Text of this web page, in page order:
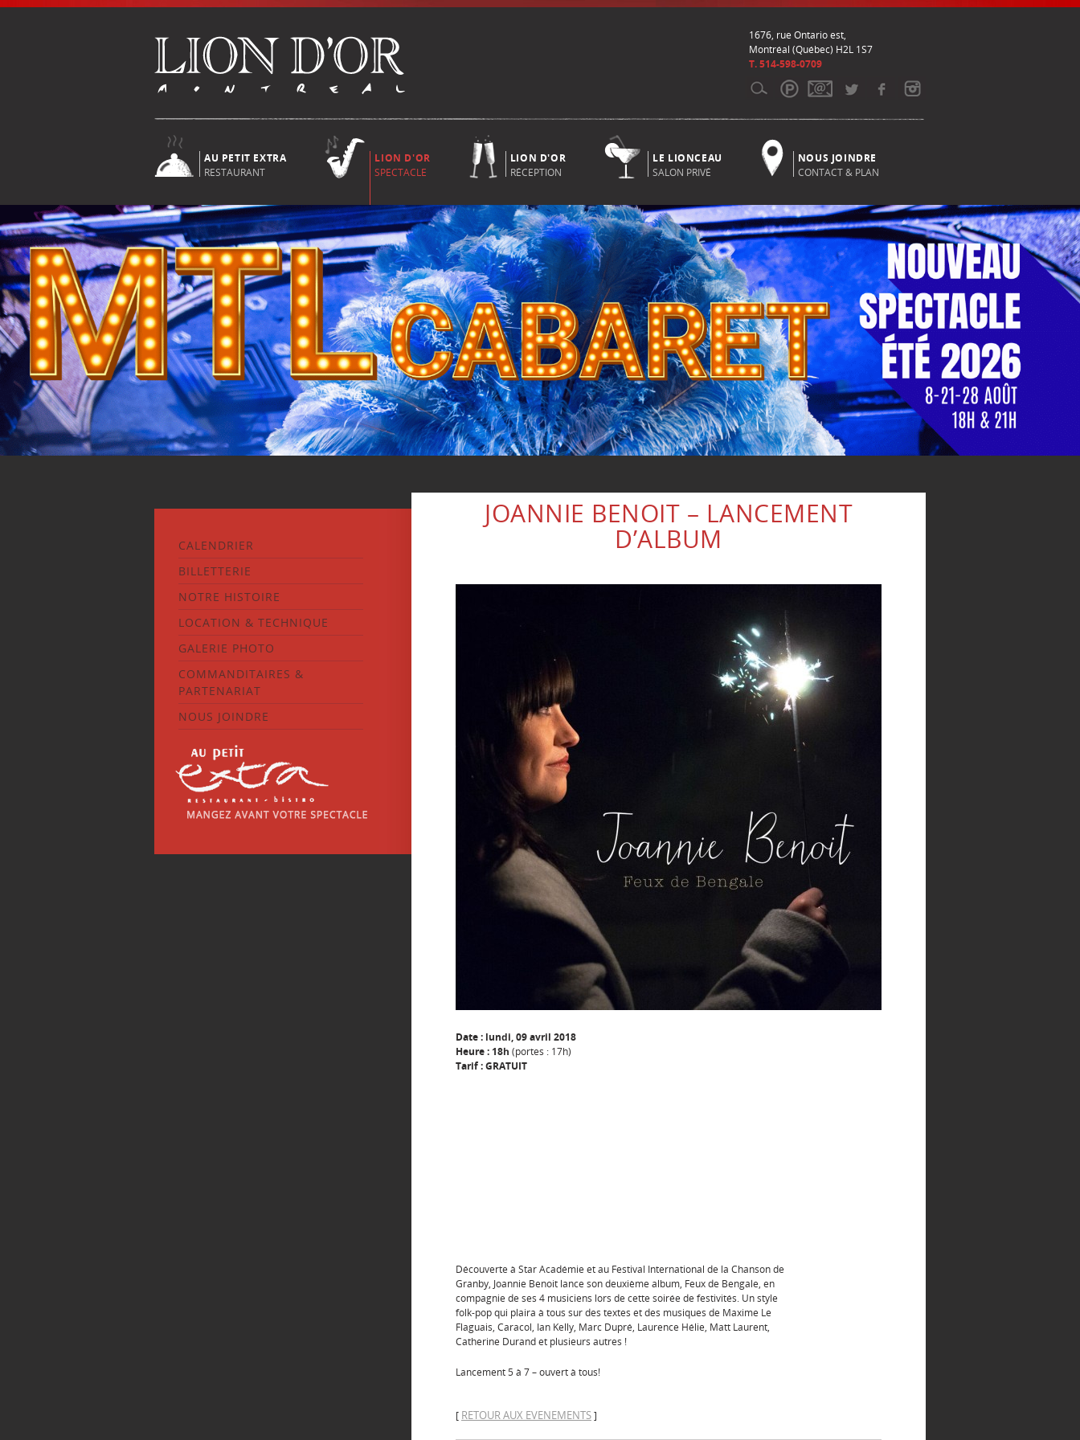
1676, rue Ontario est,
Montréal (Québec) H2L 1S7
T. 514-598-0709
AU PETIT EXTRA
RESTAURANT
LION D'OR
SPECTACLE
LION D'OR
RÉCEPTION
LE LIONCEAU
SALON PRIVÉ
NOUS JOINDRE
CONTACT & PLAN
CALENDRIER
BILLETTERIE
NOTRE HISTOIRE
LOCATION & TECHNIQUE
GALERIE PHOTO
COMMANDITAIRES &
PARTENARIAT
NOUS JOINDRE
JOANNIE BENOIT – LANCEMENT
D’ALBUM
Date : lundi, 09 avril 2018
Heure : 18h (portes : 17h)
Tarif : GRATUIT
Découverte à Star Académie et au Festival International de la Chanson de
Granby, Joannie Benoit lance son deuxième album, Feux de Bengale, en
compagnie de ses 4 musiciens lors de cette soirée de festivités. Un style
folk-pop qui plaira à tous sur des textes et des musiques de Maxime Le
Flaguais, Caracol, Ian Kelly, Marc Dupré, Laurence Hélie, Matt Laurent,
Catherine Durand et plusieurs autres !
Lancement 5 à 7 – ouvert à tous!
[ RETOUR AUX EVENEMENTS]